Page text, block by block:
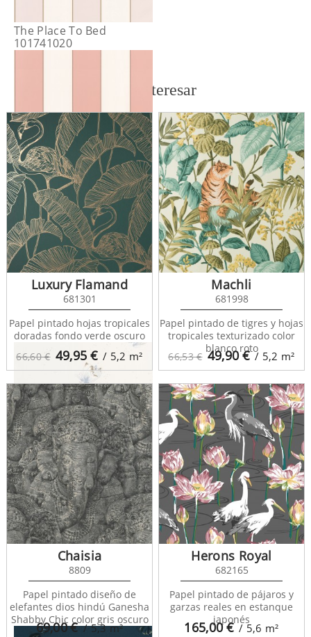
The Place To Bed
101741020
The Place To Bed
101744023
The Place To Bed
101756029
También te puede interesar
66,60 € 49,95 € / 5,2 m²
Luxury Flamand
681301
Papel pintado hojas tropicales
doradas fondo verde oscuro
66,53 € 49,90€ / 5,2 m²
Machli
681998
Papel pintado de tigres y hojas
tropicales texturizado color
blanco roto
69,00€ / 5,3m²
Chaisia
8809
Papel pintado diseño de
elefantes dios hindú Ganesha
Shabby Chic color gris oscuro
165,00€ / 5,6 m²
Herons Royal
682165
Papel pintado de pájaros y
garzas reales en estanque
japonés